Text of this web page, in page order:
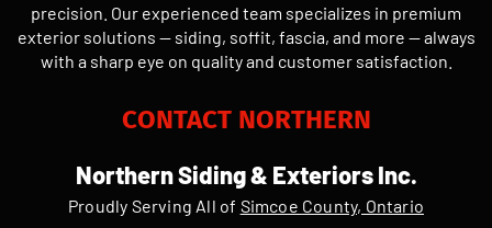
precision. Our experienced team specializes in premium
exterior solutions — siding, soffit, fascia, and more — always
with a sharp eye on quality and customer satisfaction.
CONTACT NORTHERN
Northern Siding & Exteriors Inc.
Proudly Serving All of Simcoe County, Ontario